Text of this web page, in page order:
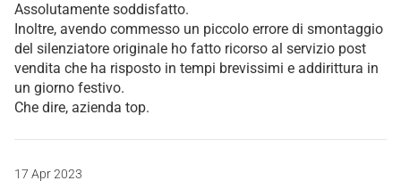
Assolutamente soddisfatto.
Inoltre, avendo commesso un piccolo errore di smontaggio
del silenziatore originale ho fatto ricorso al servizio post
vendita che ha risposto in tempi brevissimi e addirittura in
un giorno festivo.
Che dire, azienda top.
17 Apr 2023